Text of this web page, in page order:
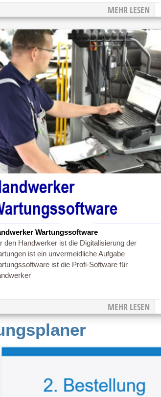
MEHR LESEN
Wartungssoftware
den Handwerker ist die Digitalisierung der
ist ein unvermeidliche Aufgabe
ist die Profi-Software für
MEHR LESEN